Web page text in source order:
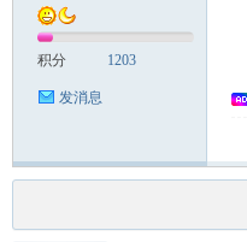
积分 1203
发消息